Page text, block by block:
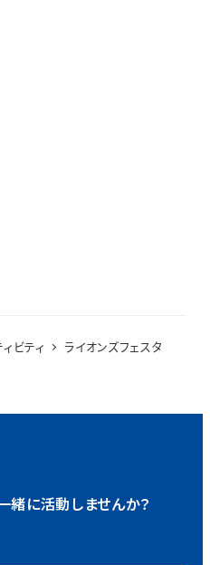
ビティ
ライオンズフェスタ
に活動しませんか？